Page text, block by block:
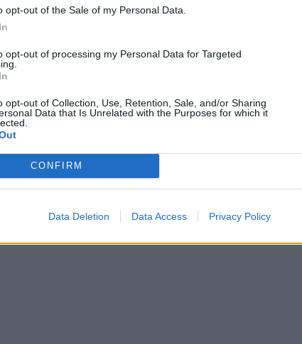
opt-out of the Sale of my Personal Data.
opt-out of processing my Personal Data for Targeted
opt-out of Collection, Use, Retention, Sale, and/or Sharing
Data that Is Unrelated with the Purposes for which it
CONFIRM
Data Deletion Data Access Privacy Policy